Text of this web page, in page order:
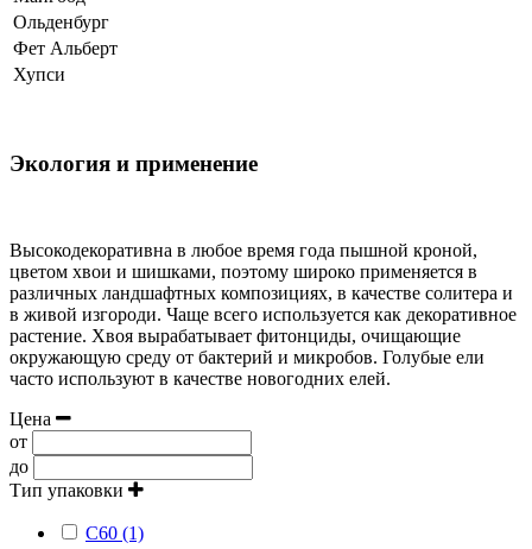
Ольденбург
Фет Альберт
Хупси
Экология и применение
Высокодекоративна в любое время года пышной кроной,
цветом хвои и шишками, поэтому широко применяется в
различных ландшафтных композициях, в качестве солитера и
в живой изгороди. Чаще всего используется как декоративное
растение. Хвоя вырабатывает фитонциды, очищающие
окружающую среду от бактерий и микробов. Голубые ели
часто используют в качестве новогодних елей.
Цена
от
до
Тип упаковки
С60 (1)